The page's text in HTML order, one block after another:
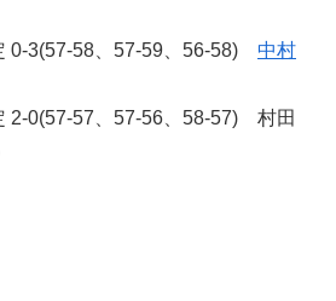
3(57-58、57-59、56-58) 中村
0(57-57、57-56、58-57) 村田